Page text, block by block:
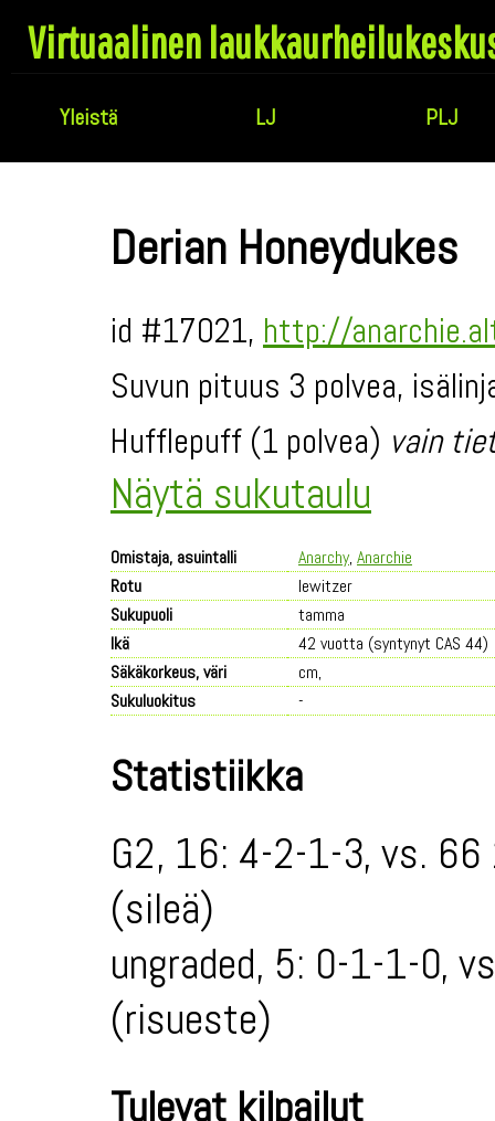
Virtuaalinen
Yleistä LJ PLJ
Derian Honeydukes
id #17021, http://
Suvun pituus 3 polvea,
Hufflepuff (1 polvea) vain
Näytä sukutaulu
Omistaja, asuintalli Anarchy, Anarchie
Rotu
lewitzer
Sukupuoli
tamma
Ikä
42 vuotta (syntynyt CAS 44)
Säkäkorkeus, väri
cm,
Sukuluokitus
-
Statistiikka
G2, 16: 4-2-1-3, vs.
(sileä)
ungraded, 5: 0-1-1-0,
(risueste)
Tulevat kilpailut